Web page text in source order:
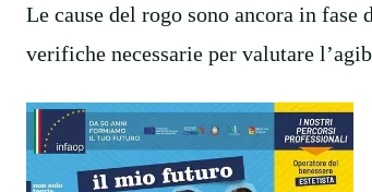
Le cause del rogo sono ancora in
verifiche necessarie per valutare